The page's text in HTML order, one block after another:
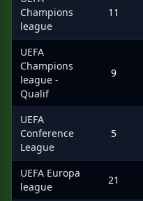
Champions
league
11
UEFA
Champions
league -
Qualif
9
UEFA
Conference
League
5
UEFA Europa
league
21